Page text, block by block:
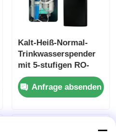
Kalt-Heiß-Normal-
Trinkwasserspender
mit 5-stufigen RO-
Systemen
Anfrage absenden